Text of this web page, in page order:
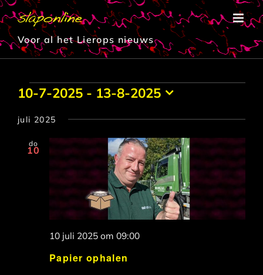
Ga
naar
inhoud
Voor al het Lierops nieuws
Evenementen
10-7-2025 - 13-8-2025
een
datum.
juli 2025
do
10
Papier ophalen
10 juli 2025 om 09:00